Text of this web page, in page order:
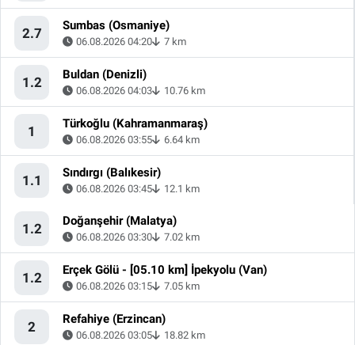
2.7 Sumbas (Osmaniye)
06.08.2026 04:20 7 km
1.2 Buldan (Denizli)
06.08.2026 04:03 10.76 km
1 Türkoğlu (Kahramanmaraş)
06.08.2026 03:55 6.64 km
1.1 Sındırgı (Balıkesir)
06.08.2026 03:45 12.1 km
1.2 Doğanşehir (Malatya)
06.08.2026 03:30 7.02 km
1.2 Erçek Gölü - [05.10 km] İpekyolu (Van)
06.08.2026 03:15 7.05 km
2 Refahiye (Erzincan)
06.08.2026 03:05 18.82 km